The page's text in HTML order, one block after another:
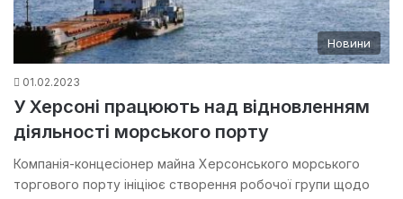
Новини
01.02.2023
У Херсоні працюють над відновленням
діяльності морського порту
Компанія-концесіонер майна Херсонського морського
торгового порту ініціює створення робочої групи щодо